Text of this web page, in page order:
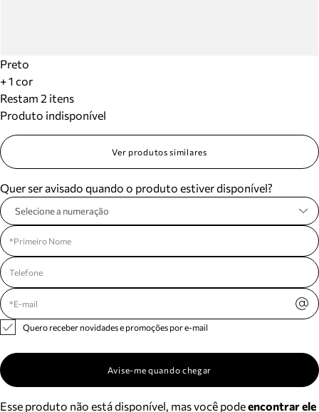
Preto
+ 1 cor
Restam 2 itens
Produto indisponível
Ver produtos similares
Quer ser avisado quando o produto estiver disponível?
Selecione a numeração
Quero receber novidades e promoções por e-mail
Avise-me quando chegar
Esse produto não está disponível, mas você podeencontrar ele